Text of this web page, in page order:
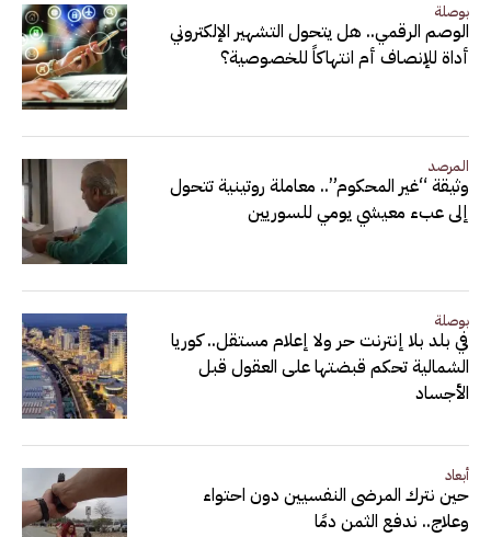
بوصلة
الوصم الرقمي.. هل يتحول التشهير الإلكتروني
أداة للإنصاف أم انتهاكاً للخصوصية؟
المرصد
وثيقة “غير المحكوم”.. معاملة روتينية تتحول
إلى عبء معيشي يومي للسوريين
بوصلة
في بلد بلا إنترنت حر ولا إعلام مستقل.. كوريا
الشمالية تحكم قبضتها على العقول قبل
الأجساد
أبعاد
حين نترك المرضى النفسيين دون احتواء
وعلاج.. ندفع الثمن دمًا